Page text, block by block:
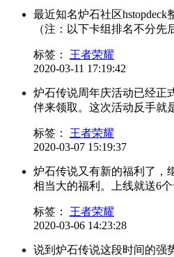
最近知名炉石社区
（注：以下卡组排名不分先
标签：
王者荣耀
2020-03-11 17:19:42
炉石传说周年庆活动已经正
伴来领取。这次活动反手就
标签：
王者荣耀
2020-03-07 15:19:37
炉石传说又有新的福利了，
相当大的福利。上线就送6
标签：
王者荣耀
2020-03-06 14:23:28
说到炉石传说这段时间的强